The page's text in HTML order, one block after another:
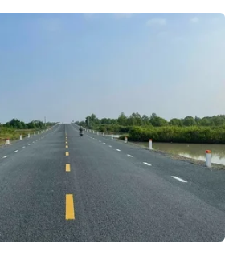
Ngoại giao Mỹ cho biết
theo dõi tình hình, đánh giá nhu cầu
an ninh chung và nghiên cứu
thương mại khác nhau.